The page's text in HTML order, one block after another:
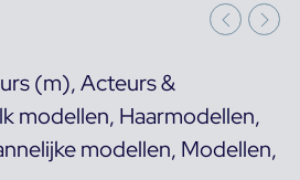
(m),Acteurs &
modellen, Haarmodellen,
modellen, Modellen,